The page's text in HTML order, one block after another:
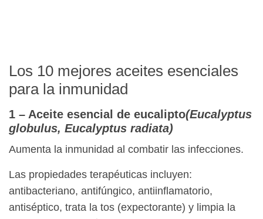
Los 10 mejores aceites esenciales
para la inmunidad
1 – Aceite esencial de eucalipto(Eucalyptus
globulus, Eucalyptus radiata)
Aumenta la inmunidad al combatir las infecciones.
Las propiedades terapéuticas incluyen:
antibacteriano, antifúngico, antiinflamatorio,
antiséptico, trata la tos (expectorante) y limpia la